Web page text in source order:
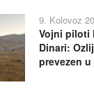
9. Kolovoz
Vojni piloti
Dinari:
prevezen